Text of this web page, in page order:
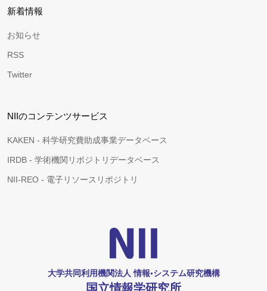
新着情報
お知らせ
RSS
Twitter
NIIのコンテンツサービス
KAKEN - 科学研究費助成事業データベース
IRDB - 学術機関リポジトリデータベース
NII-REO - 電子リソースリポジトリ
大学共同利用機関法人 情報•システム研究機構
国立情報学研究所